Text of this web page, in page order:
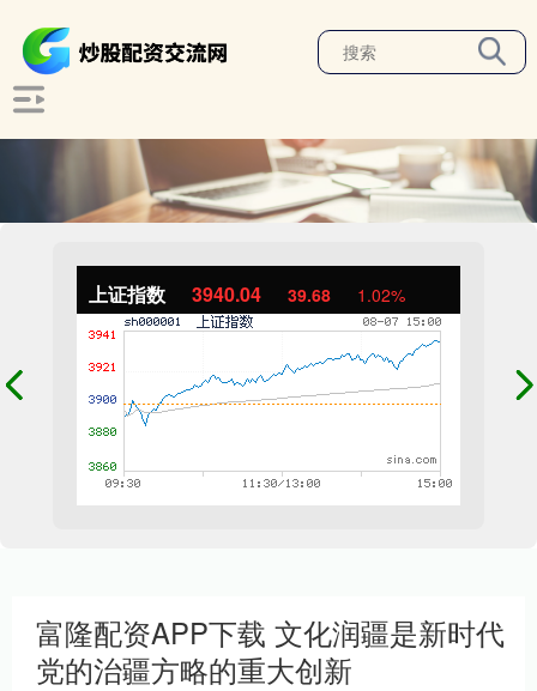
上证指数 3940.04 39.68 1.02%
富隆配资APP下载 文化润疆是新时代
党的治疆方略的重大创新